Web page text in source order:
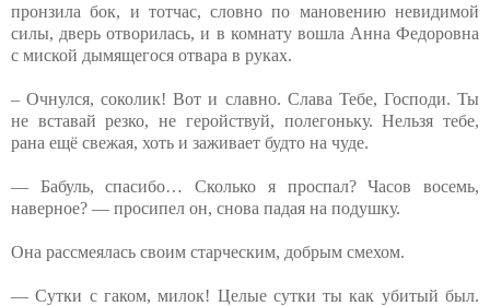
пронзила бок, и тотчас, словно по мановению невидимой
силы, дверь отворилась, и в комнату вошла Анна Федоровна
с миской дымящегося отвара в руках.
– Очнулся, соколик! Вот и славно. Слава Тебе, Господи. Ты
не вставай резко, не геройствуй, полегоньку. Нельзя тебе,
рана ещё свежая, хоть и заживает будто на чуде.
— Бабуль, спасибо… Сколько я проспал? Часов восемь,
наверное? — просипел он, снова падая на подушку.
Она рассмеялась своим старческим, добрым смехом.
— Сутки с гаком, милок! Целые сутки ты как убитый был.